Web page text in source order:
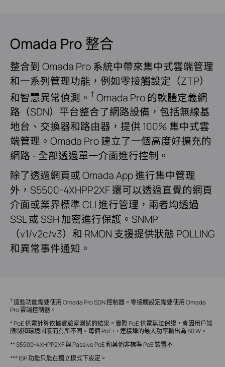
Omada Pro 整合
整合到 Omada Pro 系統中帶來集中式雲端管理
和一系列管理功能，例如零接觸設定（ZTP）
和智慧異常偵測。 †Omada Pro 的軟體定義網
路（SDN）平台整合了網路設備，包括無線基
地台、交換器和路由器，提供 100% 集中式雲
端管理。Omada Pro 建立了一個高度好擴充的
網路 - 全部透過單一介面進行控制。
除了透過網頁或 Omada App 進行集中管理
外，S5500-4XHPP2XF 還可以透過直覺的網頁
介面或業界標準 CLI 進行管理，兩者均透過
SSL 或 SSH 加密進行保護。SNMP
（v1/v2c/v3）和 RMON 支援提供狀態 POLLING
和異常事件通知。
†這些功能需要使用 Omada Pro SDN 控制器。零接觸設定需要使用 Omada
Pro 雲端控制器。
* PoE 供電計算依據實驗室測試的結果。實際 PoE 供電無法保證，會因用戶端
限制和環境因素而有所不同。每個 PoE++ 連接埠的最大功率輸出為 60 W。
** S5500-4XHPP2XF 與 Passive PoE 和其他非標準 PoE 裝置不
*** ISP 功能只能在獨立模式下設定。